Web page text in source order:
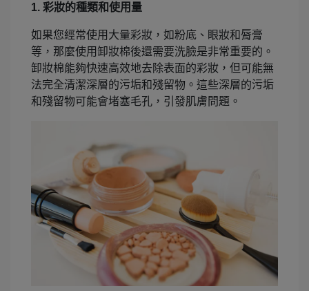
1. 彩妝的種類和使用量
如果您經常使用大量彩妝，如粉底、眼妝和脣膏
等，那麼使用卸妝棉後還需要洗臉是非常重要的。
卸妝棉能夠快速高效地去除表面的彩妝，但可能無
法完全清潔深層的污垢和殘留物。這些深層的污垢
和殘留物可能會堵塞毛孔，引發肌膚問題。